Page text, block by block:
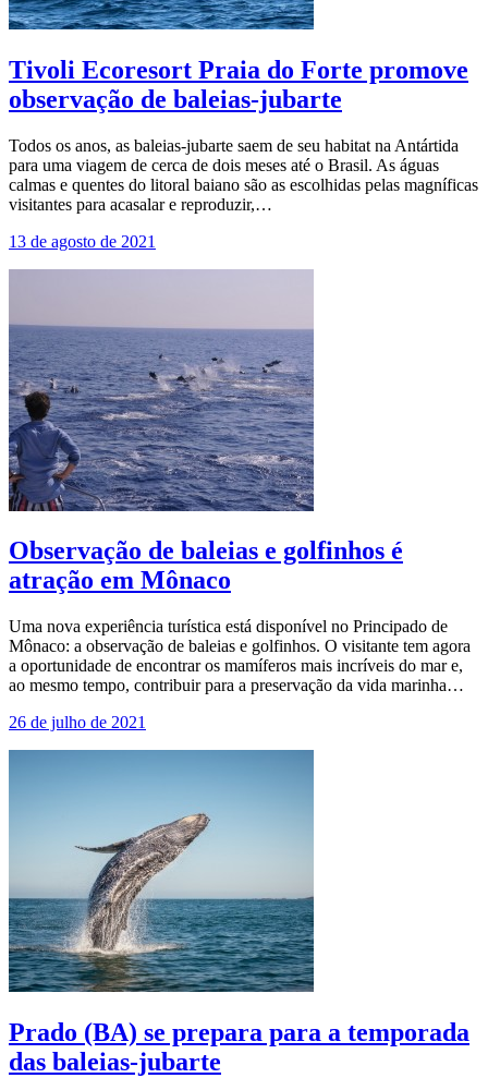
Tivoli Ecoresort Praia do Forte promove
observação de baleias-jubarte
Todos os anos, as baleias-jubarte saem de seu habitat na Antártida
para uma viagem de cerca de dois meses até o Brasil. As águas
calmas e quentes do litoral baiano são as escolhidas pelas magníficas
visitantes para acasalar e reproduzir,…
13 de agosto de 2021
Observação de baleias e golfinhos é
atração em Mônaco
Uma nova experiência turística está disponível no Principado de
Mônaco: a observação de baleias e golfinhos. O visitante tem agora
a oportunidade de encontrar os mamíferos mais incríveis do mar e,
ao mesmo tempo, contribuir para a preservação da vida marinha…
26 de julho de 2021
Prado (BA) se prepara para a temporada
das baleias-jubarte